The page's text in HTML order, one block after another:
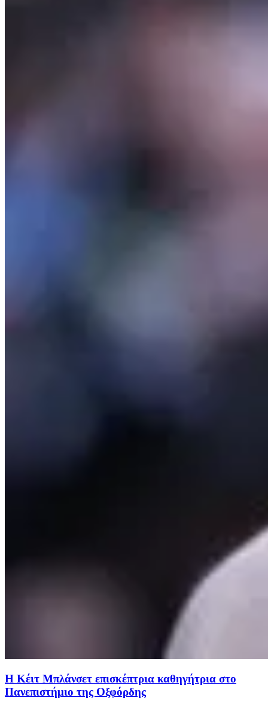
Η Κέιτ Μπλάνσετ επισκέπτρια καθηγήτρια στο
Πανεπιστήμιο της Οξφόρδης